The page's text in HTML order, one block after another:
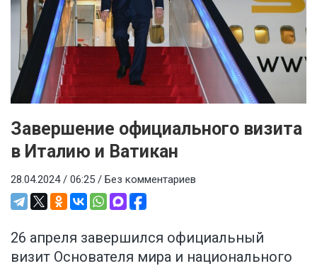
Завершение официального визита
в Италию и Ватикан
28.04.2024 / 06:25 / Без комментариев
26 апреля завершился официальный
визит Основателя мира и национального